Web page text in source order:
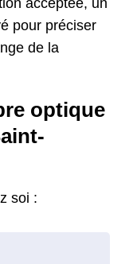
acceptée, un
pour préciser
de la
optique
soi :